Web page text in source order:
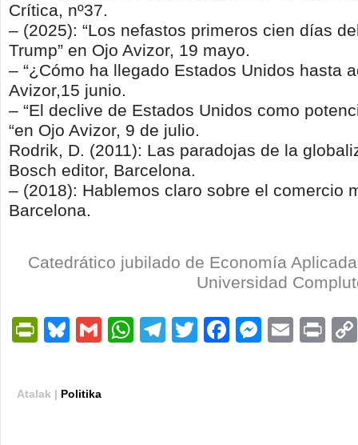
Crítica, nº37.
– (2025): “Los nefastos primeros cien días
Trump” en Ojo Avizor, 19 mayo.
– “¿Cómo ha llegado Estados Unidos hasta
Avizor,15 junio.
– “El declive de Estados Unidos como
“en Ojo Avizor, 9 de julio.
Rodrik, D. (2011): Las paradojas de la
Bosch editor, Barcelona.
– (2018): Hablemos claro sobre el comercio
Barcelona.
Catedrático jubilado de Economía
Universidad
PrintFriendly
Bluesky
GmailWhatsApp
Telegram
TwitterFacebook
Email
Atalak | Politika